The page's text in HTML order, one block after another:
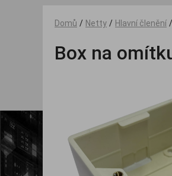
Domů / Netty / Hlavní členění /
Box na